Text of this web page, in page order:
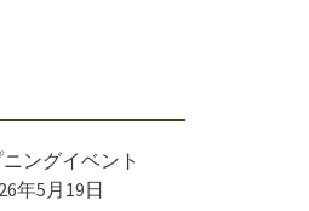
ニングイベント
年5月19日